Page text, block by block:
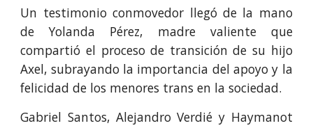
Un testimonio conmovedor llegó de la mano
de Yolanda Pérez, madre valiente que
compartió el proceso de transición de su hijo
Axel, subrayando la importancia del apoyo y la
felicidad de los menores trans en la sociedad.
Gabriel Santos, Alejandro Verdié y Haymanot